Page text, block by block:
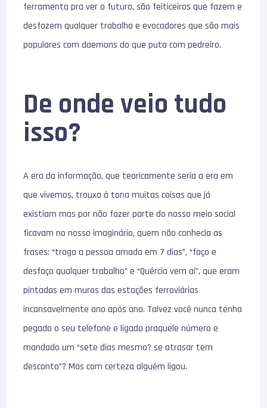
ferramenta pra ver o futuro, são feiticeiros que fazem e
desfazem qualquer trabalho e evocadores que são mais
populares com daemons do que puta com pedreiro.
De onde veio tudo
isso?
A era da informação, que teoricamente seria a era em
que vivemos, trouxa à tona muitas coisas que já
existiam mas por não fazer parte do nosso meio social
ficavam no nosso imaginário, quem não conhecia as
frases: “trago a pessoa amada em 7 dias”, “faço e
desfaço qualquer trabalho” e “Quércia vem aí”, que eram
pintadas em muros das estações ferroviárias
incansavelmente ano após ano. Talvez você nunca tenha
pegado o seu telefone e ligado praquele número e
mandado um “sete dias mesmo? se atrasar tem
desconto”? Mas com certeza alguém ligou.